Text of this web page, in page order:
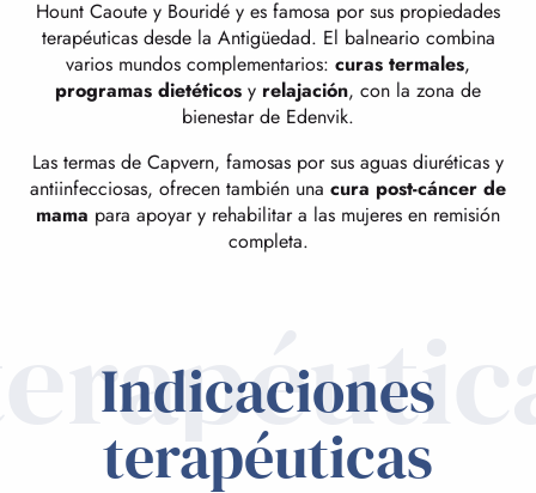
Hount Caoute y Bouridé y es famosa por sus propiedades
terapéuticas desde la Antigüedad. El balneario combina
varios mundos complementarios: curas termales,
programas dietéticos y relajación, con la zona de
bienestar de Edenvik.
Las termas de Capvern, famosas por sus aguas diuréticas y
antiinfecciosas, ofrecen también una cura post-cáncer de
mama para apoyar y rehabilitar a las mujeres en remisión
completa.
Indicaciones
terapéuticas